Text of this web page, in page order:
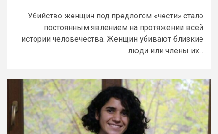
Убийство женщин под предлогом «чести» стало
постоянным явлением на протяжении всей
истории человечества. Женщин убивают близкие
люди или члены их...